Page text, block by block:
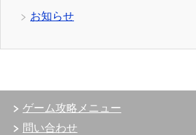
お知らせ
ゲーム攻略メニュー
問い合わせ